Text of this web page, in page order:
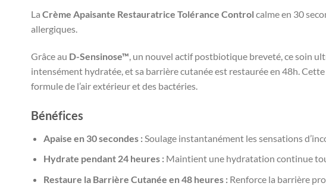
La Crème Apaisante Restauratrice Tolérance Control calme en 30
allergiques.
Grâce au D-Sensinose™, un nouvel actif postbiotique breveté, ce soin
intensément hydratée, et sa barrière cutanée est restaurée en 48h.
formule de l’air extérieur et des bactéries.
Bénéfices
Apaise en 30 secondes :Soulage instantanément les sensations
Hydrate pendant 24 heures :Maintient une hydratation continue
Restaure la Barrière Cutanée en 48 heures :Renforce la barrière